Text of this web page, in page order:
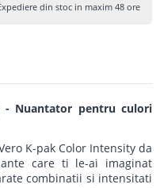
din stoc in maxim 48 ore
- Nuantator pentru culori
K-pak Color Intensity da
care ti le-ai imaginat
combinatii si intensitati